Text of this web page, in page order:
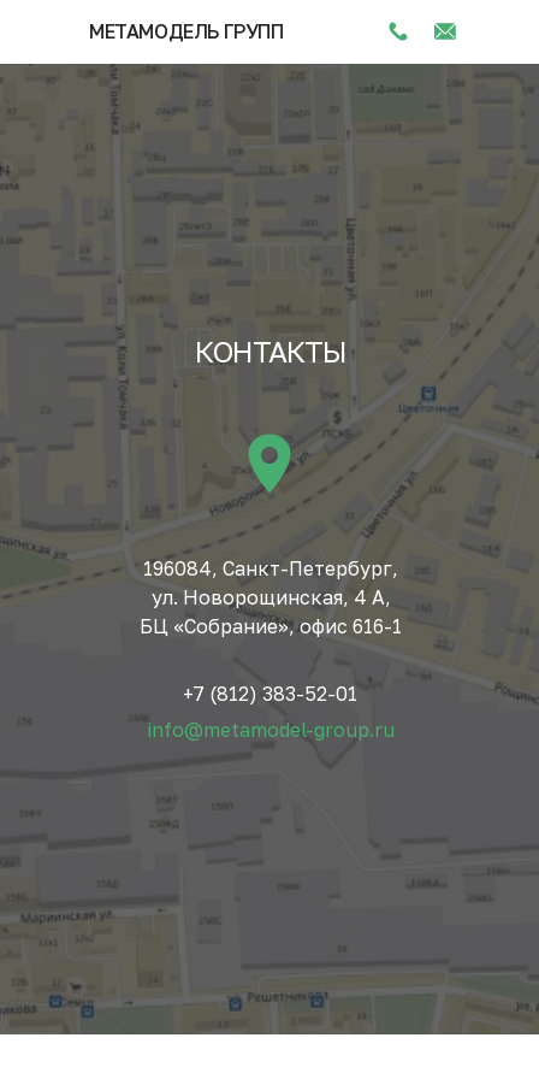
МЕТАМОДЕЛЬ ГРУПП
КОНТАКТЫ
info@metamodel-group.ru
+7 (812) 383-52-01
196084, Санкт-Петербург,
ул. Новорощинская, 4 А,
БЦ «Собрание», офис 616-1